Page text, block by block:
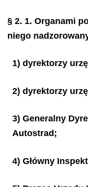
§ 2. 1. Organami
niego
1) dyrektorzy
2) dyrektorzy
3) Generalny
Autostrad;
4) Główny